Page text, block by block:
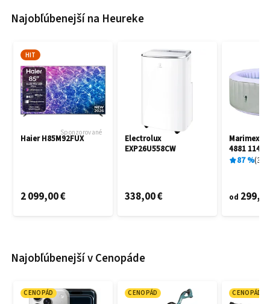
Najobľúbenejší na Heureke
HIT
Sponzorované
Haier H85M92FUX
2 099,00 €
Electrolux
EXP26U558CW
338,00 €
Marimex
4881
87% 3
od
Najobľúbenejší v Cenopáde
CENOPÁD CENOPÁD CENOPÁD